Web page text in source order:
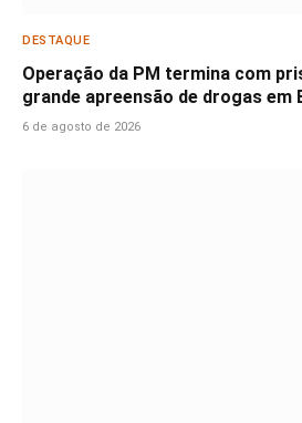
DESTAQUE
Operação da PM termina com
grande apreensão de drogas em
6 de agosto de 2026